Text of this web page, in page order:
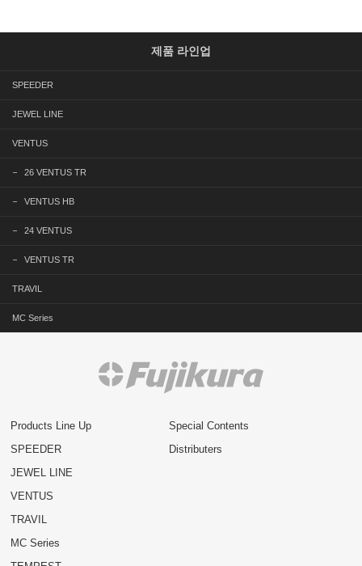
제품 라인업
SPEEDER
JEWEL LINE
VENTUS
26 VENTUS TR
VENTUS HB
24 VENTUS
VENTUS TR
TRAVIL
MC Series
Products Line Up
SPEEDER
JEWEL LINE
VENTUS
TRAVIL
MC Series
Special Contents
Distributers